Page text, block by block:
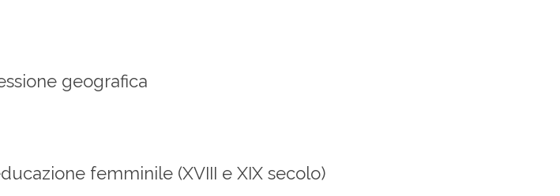
geografica
femminile (XVIII e XIX secolo)